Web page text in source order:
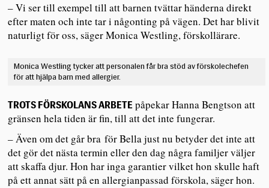
– Vi ser till exempel till att barnen tvättar händerna direkt
efter maten och inte tar i någonting på vägen. Det har blivit
naturligt för oss, säger Monica Westling, förskollärare.
Monica Westling tycker att personalen får bra stöd av förskolechefen
för att hjälpa barn med allergier.
TROTS FÖRSKOLANS ARBETE påpekar Hanna Bengtson att
gränsen hela tiden är fin, till att det inte fungerar.
– Även om det går bra för Bella just nu betyder det inte att
det gör det nästa termin eller den dag några familjer väljer
att skaffa djur. Hon har inga garantier vilket hon skulle haft
på ett annat sätt på en allergianpassad förskola, säger hon.